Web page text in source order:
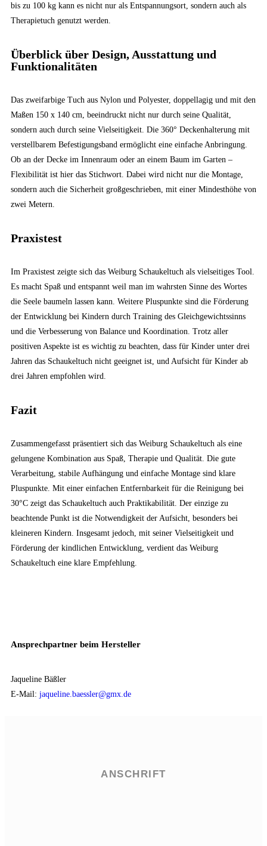
bis zu 100 kg kann es nicht nur als Entspannungsort, sondern auch als
Therapietuch genutzt werden.
Überblick über Design, Ausstattung und
Funktionalitäten
Das zweifarbige Tuch aus Nylon und Polyester, doppellagig und mit den
Maßen 150 x 140 cm, beeindruckt nicht nur durch seine Qualität,
sondern auch durch seine Vielseitigkeit. Die 360° Deckenhalterung mit
verstellbarem Befestigungsband ermöglicht eine einfache Anbringung.
Ob an der Decke im Innenraum oder an einem Baum im Garten –
Flexibilität ist hier das Stichwort. Dabei wird nicht nur die Montage,
sondern auch die Sicherheit großgeschrieben, mit einer Mindesthöhe von
zwei Metern.
Praxistest
Im Praxistest zeigte sich das Weiburg Schaukeltuch als vielseitiges Tool.
Es macht Spaß und entspannt weil man im wahrsten Sinne des Wortes
die Seele baumeln lassen kann. Weitere Pluspunkte sind die Förderung
der Entwicklung bei Kindern durch Training des Gleichgewichtssinns
und die Verbesserung von Balance und Koordination. Trotz aller
positiven Aspekte ist es wichtig zu beachten, dass für Kinder unter drei
Jahren das Schaukeltuch nicht geeignet ist, und Aufsicht für Kinder ab
drei Jahren empfohlen wird.
Fazit
Zusammengefasst präsentiert sich das Weiburg Schaukeltuch als eine
gelungene Kombination aus Spaß, Therapie und Qualität. Die gute
Verarbeitung, stabile Aufhängung und einfache Montage sind klare
Pluspunkte. Mit einer einfachen Entfernbarkeit für die Reinigung bei
30°C zeigt das Schaukeltuch auch Praktikabilität. Der einzige zu
beachtende Punkt ist die Notwendigkeit der Aufsicht, besonders bei
kleineren Kindern. Insgesamt jedoch, mit seiner Vielseitigkeit und
Förderung der kindlichen Entwicklung, verdient das Weiburg
Schaukeltuch eine klare Empfehlung.
Ansprechpartner beim Hersteller
Jaqueline Bäßler
E-Mail: jaqueline.baessler@gmx.de
ANSCHRIFT